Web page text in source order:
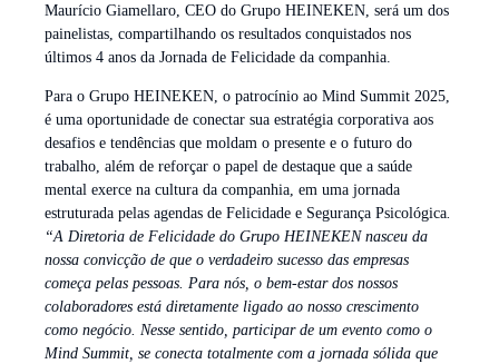
Maurício Giamellaro, CEO do Grupo HEINEKEN, será um dos
painelistas, compartilhando os resultados conquistados nos
últimos 4 anos da Jornada de Felicidade da companhia.
Para o Grupo HEINEKEN, o patrocínio ao Mind Summit 2025,
é uma oportunidade de conectar sua estratégia corporativa aos
desafios e tendências que moldam o presente e o futuro do
trabalho, além de reforçar o papel de destaque que a saúde
mental exerce na cultura da companhia, em uma jornada
estruturada pelas agendas de Felicidade e Segurança Psicológica.
“A Diretoria de Felicidade do Grupo HEINEKEN nasceu da
nossa convicção de que o verdadeiro sucesso das empresas
começa pelas pessoas. Para nós, o bem-estar dos nossos
colaboradores está diretamente ligado ao nosso crescimento
como negócio. Nesse sentido, participar de um evento como o
Mind Summit, se conecta totalmente com a jornada sólida que